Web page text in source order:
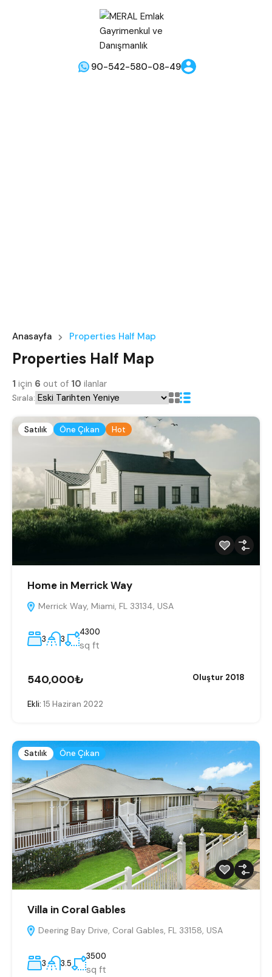
90-542-580-08-49
Anasayfa Properties Half Map
Properties Half Map
1 için 6 out of 10 ilanlar
Sırala:
Satılık Öne Çıkan Hot
Home in Merrick Way
Merrick Way, Miami, FL 33134, USA
3 3
4300
sq ft
540,000₺ Oluştur 2018
Ekli: 15 Haziran 2022
Satılık Öne Çıkan
Villa in Coral Gables
Deering Bay Drive, Coral Gables, FL 33158, USA
3 3.5
3500
sq ft